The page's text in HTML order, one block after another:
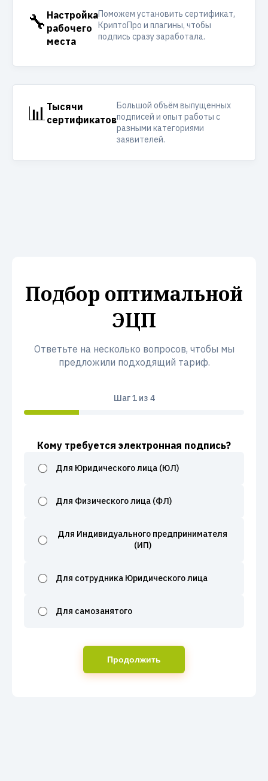
🔧 Настройка
рабочего
места
Поможем установить сертификат,
КриптоПро и плагины, чтобы
подпись сразу заработала.
📊 Тысячи
сертификатов
Большой объём выпущенных
подписей и опыт работы с
разными категориями
заявителей.
Подбор оптимальной
ЭЦП
Ответьте на несколько вопросов, чтобы мы
предложили подходящий тариф.
Шаг1из 4
Кому требуется электронная подпись?
Для Юридического лица (ЮЛ)
Для Физического лица (ФЛ)
Для Индивидуального предпринимателя
(ИП)
Для сотрудника Юридического лица
Для самозанятого
Продолжить